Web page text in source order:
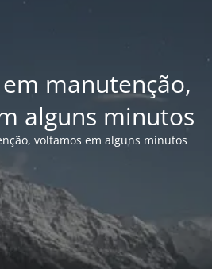
manutenção,
alguns minutos
voltamos em alguns minutos